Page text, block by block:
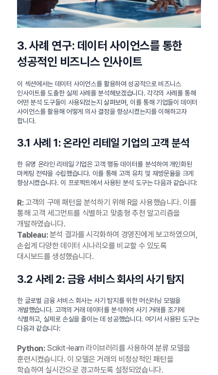
3. 사례 연구: 데이터 사이언스를 통한
성공적인 비즈니스 인사이트
이 섹션에서는 데이터 사이언스를 활용하여 성공적으로 비즈니스
인사이트를 도출한 실제 사례를 분석해보겠습니다. 각각의 사례를 통해
어떤 분석 도구들이 사용되었는지 살펴보며, 이를 통해 기업들이 데이터
사이언스를 활용해 어떻게 의사 결정을 향상시켰는지를 이해하고자
합니다.
3.1 사례 1: 온라인 리테일 기업의 고객 분석
한 유명 온라인 리테일 기업은 고객 행동 데이터를 분석하여 개인화된
마케팅 전략을 수립했습니다. 이를 통해 고객 유치 및 재방문율을 크게
향상시켰습니다. 이 프로젝트에서 사용된 분석 도구는 다음과 같습니다:
R:고객의 구매 패턴을 분석하기 위해 R을 사용했습니다. 이를
통해 고객 세그먼트를 식별하고 맞춤형 추천 알고리즘을
개발하였습니다.
Tableau:분석 결과를 시각화하여 경영진에게 보고하였으며,
손쉽게 다양한 데이터 시나리오를 비교할 수 있도록
대시보드를 생성했습니다.
3.2 사례 2: 금융 서비스 회사의 사기 탐지
한 글로벌 금융 서비스 회사는 사기 탐지를 위한 머신러닝 모델을
개발했습니다. 고객의 거래 데이터를 분석하여 사기 거래를 조기에
식별하고, 실제로 손실을 줄이는 데 성공했습니다. 여기서 사용된 도구는
다음과 같습니다:
Python:Scikit-learn 라이브러리를 사용하여 분류 모델을
훈련시켰습니다. 이 모델은 거래의 비정상적인 패턴을
학습하여 실시간으로 경고하도록 설정되었습니다.